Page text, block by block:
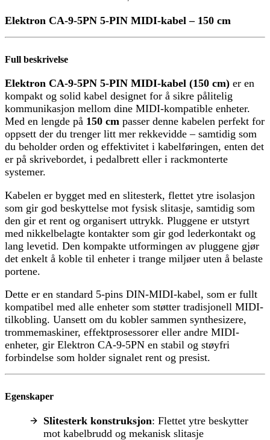
Elektron CA-9-5PN 5-PIN MIDI-kabel – 150 cm
Full beskrivelse
Elektron CA-9-5PN 5-PIN MIDI-kabel (150 cm) er en
kompakt og solid kabel designet for å sikre pålitelig
kommunikasjon mellom dine MIDI-kompatible enheter.
Med en lengde på 150 cm passer denne kabelen perfekt for
oppsett der du trenger litt mer rekkevidde – samtidig som
du beholder orden og effektivitet i kabelføringen, enten det
er på skrivebordet, i pedalbrett eller i rackmonterte
systemer.
Kabelen er bygget med en slitesterk, flettet ytre isolasjon
som gir god beskyttelse mot fysisk slitasje, samtidig som
den gir et rent og organisert uttrykk. Pluggene er utstyrt
med nikkelbelagte kontakter som gir god lederkontakt og
lang levetid. Den kompakte utformingen av pluggene gjør
det enkelt å koble til enheter i trange miljøer uten å belaste
portene.
Dette er en standard 5-pins DIN-MIDI-kabel, som er fullt
kompatibel med alle enheter som støtter tradisjonell MIDI-
tilkobling. Uansett om du kobler sammen synthesizere,
trommemaskiner, effektprosessorer eller andre MIDI-
enheter, gir Elektron CA-9-5PN en stabil og støyfri
forbindelse som holder signalet rent og presist.
Egenskaper
Slitesterk konstruksjon: Flettet ytre beskytter
mot kabelbrudd og mekanisk slitasje